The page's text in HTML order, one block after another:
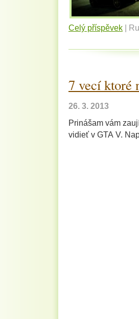
Celý příspěvek
7 vecí ktoré
26. 3. 2013
Prinášam vám
vidieť v GTA V.